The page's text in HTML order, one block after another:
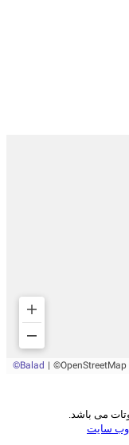
می باشد.
وب سایت